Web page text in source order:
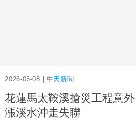
2026-06-08 |中天新聞
花蓮馬太鞍溪搶災工程意
漲溪水沖走失聯